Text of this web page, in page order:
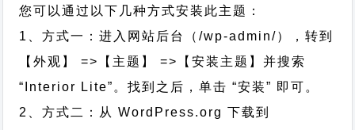
您可以通过以下几种方式安装此主题：
1、方式一：进入网站后台（/wp-admin/），转到
【外观】 =>【主题】 =>【安装主题】并搜索
“Interior Lite”。找到之后，单击 “安装” 即可。
2、方式二：从 WordPress.org 下载到